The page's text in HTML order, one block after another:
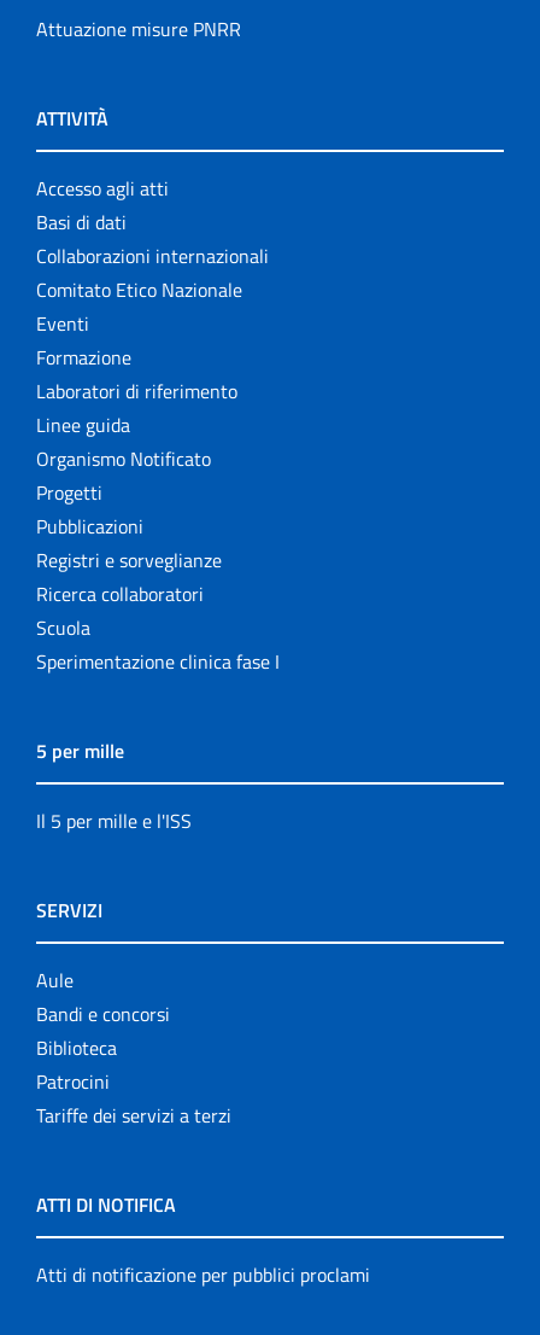
Attuazione misure PNRR
ATTIVITÀ
Accesso agli atti
Basi di dati
Collaborazioni internazionali
Comitato Etico Nazionale
Eventi
Formazione
Laboratori di riferimento
Linee guida
Organismo Notificato
Progetti
Pubblicazioni
Registri e sorveglianze
Ricerca collaboratori
Scuola
Sperimentazione clinica fase I
5 per mille
Il 5 per mille e l'ISS
SERVIZI
Aule
Bandi e concorsi
Biblioteca
Patrocini
Tariffe dei servizi a terzi
ATTI DI NOTIFICA
Atti di notificazione per pubblici proclami